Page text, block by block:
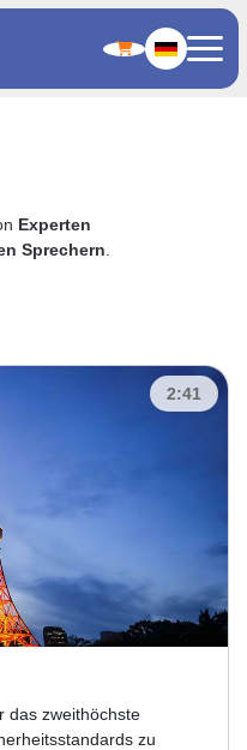
Experten
Sprechern
2:41
das zweithöchste
zu